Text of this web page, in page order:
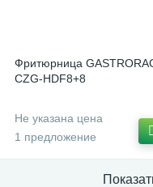
Фритюрница
CZG-HDF8+8
Не указана цена
1 предложение